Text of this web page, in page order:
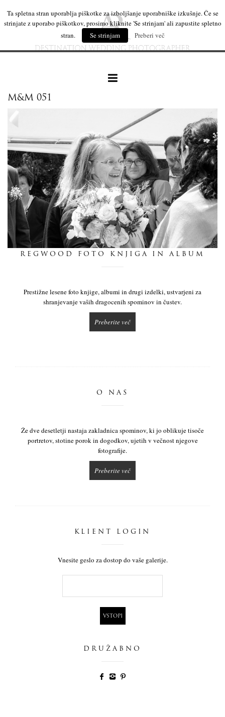
leseni izdelki
mi
dnevnik
M&M 051
REGWOOD FOTO KNJIGA IN ALBUM
Prestižne lesene foto knjige, albumi in drugi izdelki, ustvarjeni za
shranjevanje vaših dragocenih spominov in čustev.
Preberite več
O NAS
Že dve desetletji nastaja zakladnica spominov, ki jo oblikuje tisoče
portretov, stotine porok in dogodkov, ujetih v večnost njegove
fotografije.
Preberite več
KLIENT LOGIN
Vnesite geslo za dostop do vaše galerije.
DRUŽABNO
Ta spletna stran uporablja piškotke za izboljšanje uporabniške izkušnje. Če se
strinjate z uporabo piškotkov, prosimo kliknite 'Se strinjam' ali zapustite spletno
stran.
Se strinjam Preberi več